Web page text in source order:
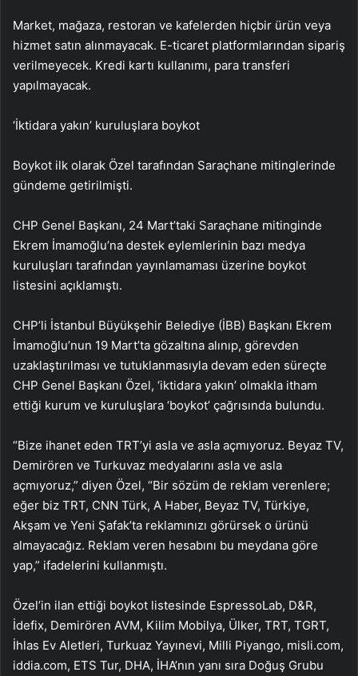
Market, mağaza, restoran ve kafelerden hiçbir ürün veya
hizmet satın alınmayacak. E-ticaret platformlarından sipariş
verilmeyecek. Kredi kartı kullanımı, para transferi
yapılmayacak.
‘İktidara yakın’ kuruluşlara boykot
Boykot ilk olarak Özel tarafından Saraçhane mitinglerinde
gündeme getirilmişti.
CHP Genel Başkanı, 24 Mart’taki Saraçhane mitinginde
Ekrem İmamoğlu’na destek eylemlerinin bazı medya
kuruluşları tarafından yayınlamaması üzerine boykot
listesini açıklamıştı.
CHP’li İstanbul Büyükşehir Belediye (İBB) Başkanı Ekrem
İmamoğlu’nun 19 Mart’ta gözaltına alınıp, görevden
uzaklaştırılması ve tutuklanmasıyla devam eden süreçte
CHP Genel Başkanı Özel, ‘iktidara yakın’ olmakla itham
ettiği kurum ve kuruluşlara ‘boykot’ çağrısında bulundu.
“Bize ihanet eden TRT’yi asla ve asla açmıyoruz. Beyaz TV,
Demirören ve Turkuvaz medyalarını asla ve asla
açmıyoruz,” diyen Özel, “Bir sözüm de reklam verenlere;
eğer biz TRT, CNN Türk, A Haber, Beyaz TV, Türkiye,
Akşam ve Yeni Şafak’ta reklamınızı görürsek o ürünü
almayacağız. Reklam veren hesabını bu meydana göre
yap,” ifadelerini kullanmıştı.
Özel’in ilan ettiği boykot listesinde EspressoLab, D&R,
İdefix, Demirören AVM, Kilim Mobilya, Ülker, TRT, TGRT,
İhlas Ev Aletleri, Turkuaz Yayınevi, Milli Piyango, misli.com,
iddia.com, ETS Tur, DHA, İHA’nın yanı sıra Doğuş Grubu